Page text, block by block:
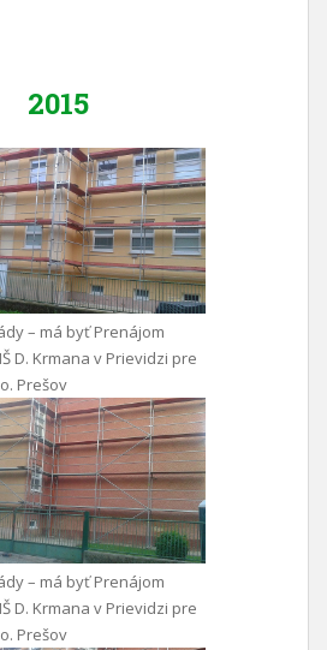
2015
– má byť Prenájom
D. Krmana v Prievidzi pre
Prešov
– má byť Prenájom
D. Krmana v Prievidzi pre
Prešov